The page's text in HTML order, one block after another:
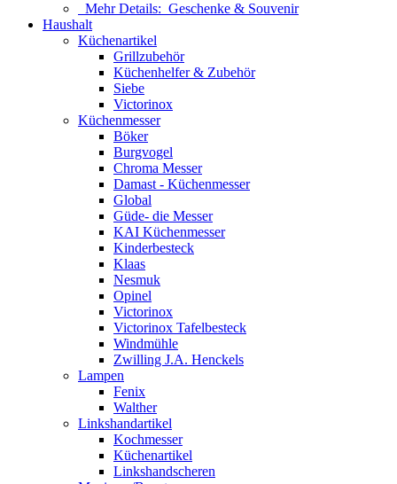
Mehr Details: Geschenke & Souvenir
Haushalt
Küchenartikel
Grillzubehör
Küchenhelfer & Zubehör
Siebe
Victorinox
Küchenmesser
Böker
Burgvogel
Chroma Messer
Damast - Küchenmesser
Global
Güde- die Messer
KAI Küchenmesser
Kinderbesteck
Klaas
Nesmuk
Opinel
Victorinox
Victorinox Tafelbesteck
Windmühle
Zwilling J.A. Henckels
Lampen
Fenix
Walther
Linkshandartikel
Kochmesser
Küchenartikel
Linkshandscheren